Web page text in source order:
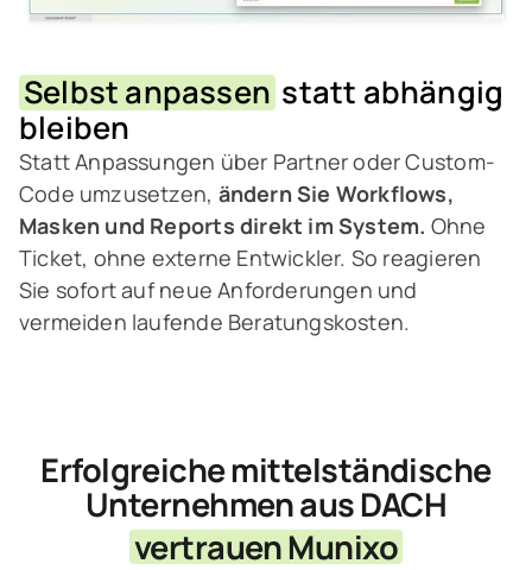
Selbst anpassen statt abhängig
bleiben
Statt Anpassungen über Partner oder Custom-
Code umzusetzen, ändern Sie Workflows,
Masken und Reports direkt im System. Ohne
Ticket, ohne externe Entwickler. So reagieren
Sie sofort auf neue Anforderungen und
vermeiden laufende Beratungskosten.
Erfolgreiche mittelständische
Unternehmen aus DACH
vertrauen Munixo